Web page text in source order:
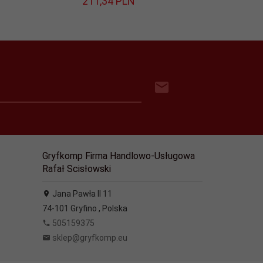
Gryfkomp Firma Handlowo-Usługowa
Rafał Scisłowski
Jana Pawła II 11
74-101 Gryfino , Polska
505159375
sklep@gryfkomp.eu